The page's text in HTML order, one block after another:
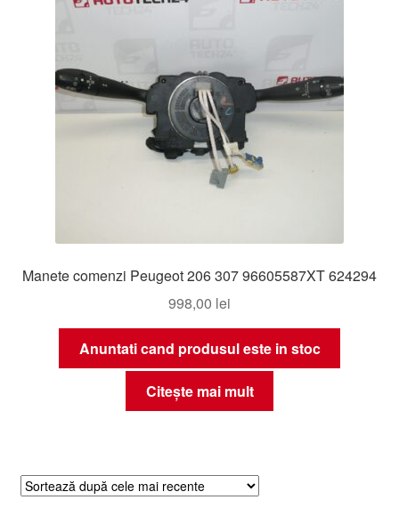
Manete comenzi Peugeot 206 307 96605587XT 624294
998,00 lei
Anuntati cand produsul este in stoc
Citește mai mult